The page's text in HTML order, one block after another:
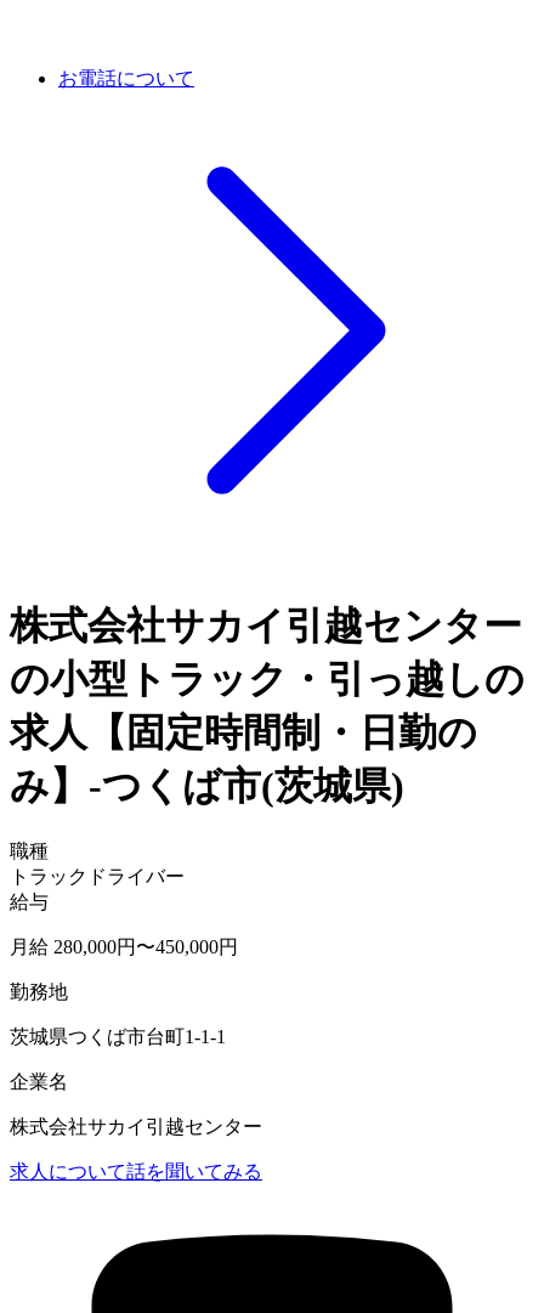
お電話について
株式会社サカイ引越センター
の小型トラック・引っ越しの
求人【固定時間制・日勤の
み】-つくば市(茨城県)
職種
トラックドライバー
給与
月給 280,000円〜450,000円
勤務地
茨城県つくば市台町1-1-1
企業名
株式会社サカイ引越センター
求人について話を聞いてみる